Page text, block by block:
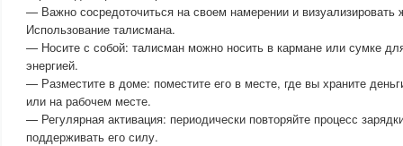
— Важно сосредоточиться на своем намерении и визуализировать
Использование талисмана.
— Носите с собой: талисман можно носить в кармане или сумке для
энергией.
— Разместите в доме: поместите его в месте, где вы храните
или на рабочем месте.
— Регулярная активация: периодически повторяйте процесс
поддерживать его силу.